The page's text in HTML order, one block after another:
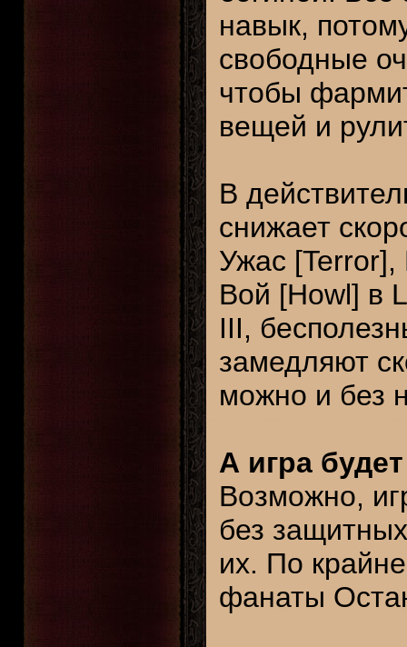
навык,
свободные
чтобы
вещей и
В
снижает
Ужас
Вой [Howl] в
III,
замедляют
можно и без
А игра
Возможно,
без
их. По
фанаты